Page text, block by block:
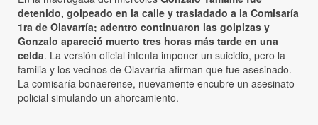
detenido, golpeado en la calle y trasladado a la Comisaría
1ra de Olavarría; adentro continuaron las golpizas y
Gonzalo apareció muerto tres horas más tarde en una
celda. La versión oficial intenta imponer un suicidio, pero la
familia y los vecinos de Olavarría afirman que fue asesinado.
La comisaría bonaerense, nuevamente encubre un asesinato
policial simulando un ahorcamiento.